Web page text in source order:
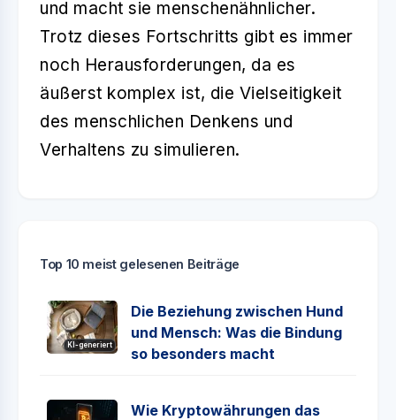
und macht sie menschenähnlicher.
Trotz dieses Fortschritts gibt es immer
noch Herausforderungen, da es
äußerst komplex ist, die Vielseitigkeit
des menschlichen Denkens und
Verhaltens zu simulieren.
Top 10 meist gelesenen Beiträge
KI-generiert
Die Beziehung zwischen Hund
und Mensch: Was die Bindung
so besonders macht
Wie Kryptowährungen das